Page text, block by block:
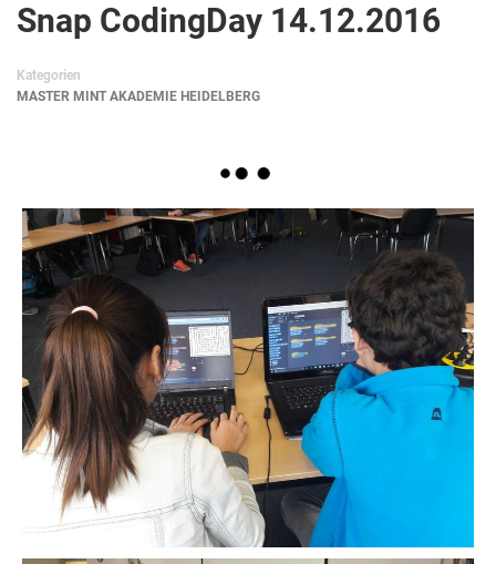
Snap CodingDay 14.12.2016
Kategorien
MASTER MINT AKADEMIE HEIDELBERG